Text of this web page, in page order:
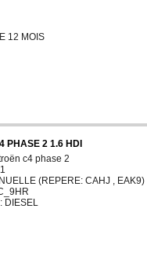
12 MOIS
PHASE 2 1.6 HDI
c4 phase 2
(REPERE: CAHJ , EAK9)
DIESEL